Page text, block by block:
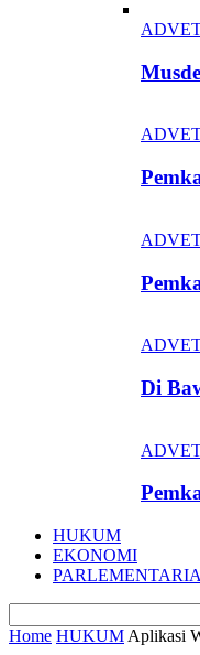
Di
HUKUM
EKONOMI
PARLEMENTARIA
Home HUKUM Aplikasi